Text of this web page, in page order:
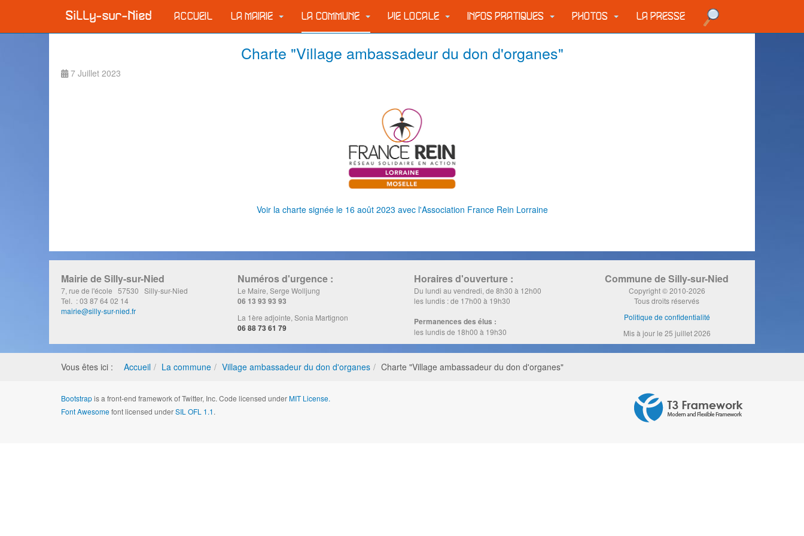
ACCUEIL LA MAIRIE LA COMMUNE VIE LOCALE INFOS PRATIQUES PHOTOS LA PRESSE
Charte "Village ambassadeur du don d'organes"
7 Juillet 2023
Voir la charte signée le 16 août 2023 avec l'Association France Rein Lorraine
Mairie de Silly-sur-Nied
7, rue de l'école 57530 Silly-sur-Nied
Tel. : 03 87 64 02 14
mairie@silly-sur-nied.fr
Numéros d'urgence :
Le Maire, Serge Wolljung
06 13 93 93 93
La 1ère adjointe, Sonia Martignon
06 88 73 61 79
Horaires d'ouverture :
Du lundi au vendredi, de 8h30 à 12h00
les lundis : de 17h00 à 19h30
Permanences des élus :
les lundis de 18h00 à 19h30
Commune de Silly-sur-Nied
Copyright © 2010-2026
Tous droits réservés
Politique de confidentialité
Mis à jour le 25 juillet 2026
Vous êtes ici : Accueil La commune Village ambassadeur du don d'organes Charte "Village ambassadeur du don d'organes"
Bootstrapis a front-end framework of Twitter, Inc. Code licensed underMIT License.
Font Awesomefont licensed underSIL OFL 1.1.